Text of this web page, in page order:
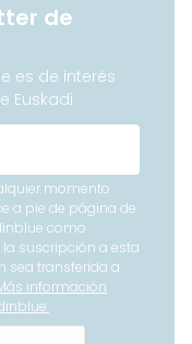
de
es de interés
Euskadi
momento
a pie de página de
como
suscripción a esta
sea transferida a
información